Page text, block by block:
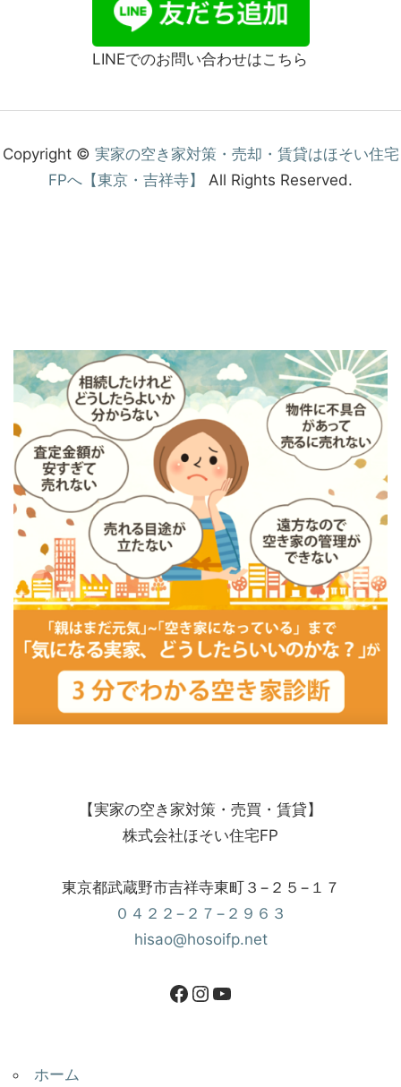
LINEでのお問い合わせはこちら
Copyright © 実家の空き家対策・売却・賃貸はほそい住宅
FPへ【東京・吉祥寺】
All Rights Reserved.
【実家の空き家対策・売買・賃貸】
株式会社ほそい住宅FP
東京都武蔵野市吉祥寺東町３−２５−１７
０４２２−２７−２９６３
hisao@hosoifp.net
ホーム